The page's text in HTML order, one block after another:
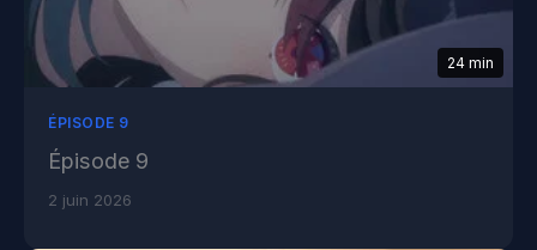
24 min
ÉPISODE 9
Épisode 9
2 juin 2026